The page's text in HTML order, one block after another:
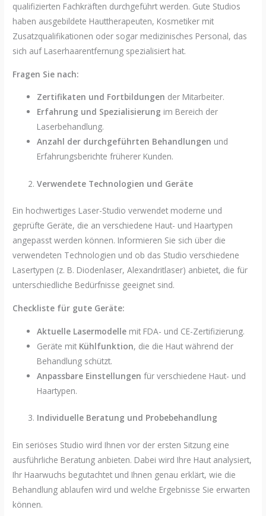
qualifizierten Fachkräften durchgeführt werden. Gute Studios
haben ausgebildete Hauttherapeuten, Kosmetiker mit
Zusatzqualifikationen oder sogar medizinisches Personal, das
sich auf Laserhaarentfernung spezialisiert hat.
Fragen Sie nach:
Zertifikaten und Fortbildungen der Mitarbeiter.
Erfahrung und Spezialisierung im Bereich der
Laserbehandlung.
Anzahl der durchgeführten Behandlungen und
Erfahrungsberichte früherer Kunden.
Verwendete Technologien und Geräte
Ein hochwertiges Laser-Studio verwendet moderne und
geprüfte Geräte, die an verschiedene Haut- und Haartypen
angepasst werden können. Informieren Sie sich über die
verwendeten Technologien und ob das Studio verschiedene
Lasertypen (z. B. Diodenlaser, Alexandritlaser) anbietet, die für
unterschiedliche Bedürfnisse geeignet sind.
Checkliste für gute Geräte:
Aktuelle Lasermodelle mit FDA- und CE-Zertifizierung.
Geräte mit Kühlfunktion, die die Haut während der
Behandlung schützt.
Anpassbare Einstellungen für verschiedene Haut- und
Haartypen.
Individuelle Beratung und Probebehandlung
Ein seriöses Studio wird Ihnen vor der ersten Sitzung eine
ausführliche Beratung anbieten. Dabei wird Ihre Haut analysiert,
Ihr Haarwuchs begutachtet und Ihnen genau erklärt, wie die
Behandlung ablaufen wird und welche Ergebnisse Sie erwarten
können.